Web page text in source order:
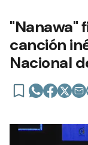
"Nanawa"
canción
Nacional